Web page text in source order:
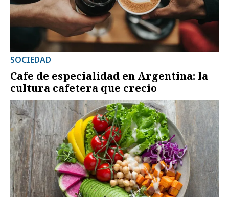
SOCIEDAD
Cafe de especialidad en Argentina: la
cultura cafetera que crecio